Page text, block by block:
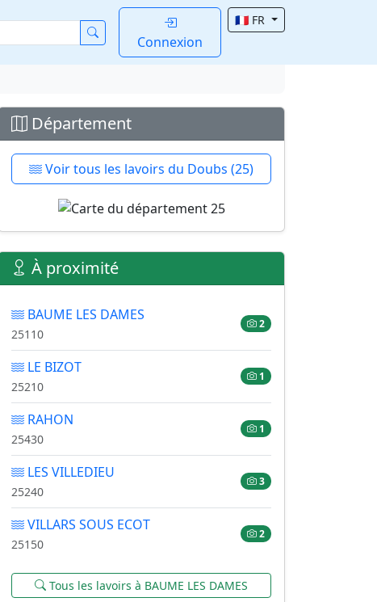
Connexion
🇫🇷 FR
Département
Voir tous les lavoirs du Doubs (25)
À proximité
BAUME LES DAMES
25110
2
LE BIZOT
25210
1
RAHON
25430
1
LES VILLEDIEU
25240
3
VILLARS SOUS ECOT
25150
2
Tous les lavoirs à BAUME LES DAMES